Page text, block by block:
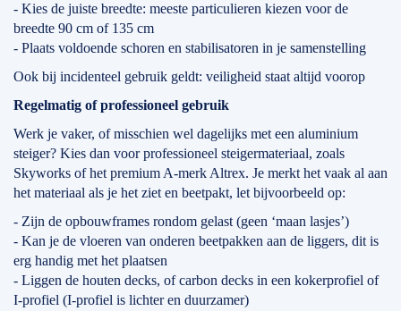
- Kies de juiste breedte: meeste particulieren kiezen voor de
breedte 90 cm of 135 cm
- Plaats voldoende schoren en stabilisatoren in je samenstelling
Ook bij incidenteel gebruik geldt: veiligheid staat altijd voorop
Regelmatig of professioneel gebruik
Werk je vaker, of misschien wel dagelijks met een aluminium
steiger? Kies dan voor professioneel steigermateriaal, zoals
Skyworks of het premium A-merk Altrex. Je merkt het vaak al aan
het materiaal als je het ziet en beetpakt, let bijvoorbeeld op:
- Zijn de opbouwframes rondom gelast (geen ‘maan lasjes’)
- Kan je de vloeren van onderen beetpakken aan de liggers, dit is
erg handig met het plaatsen
- Liggen de houten decks, of carbon decks in een kokerprofiel of
I-profiel (I-profiel is lichter en duurzamer)